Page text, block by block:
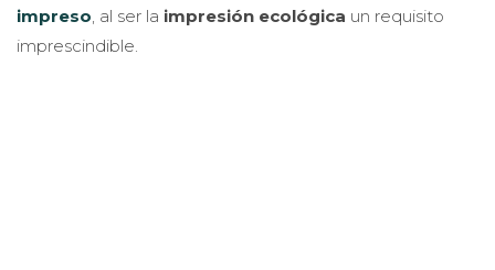
impreso , al ser la impresión ecológica un requisito
imprescindible.